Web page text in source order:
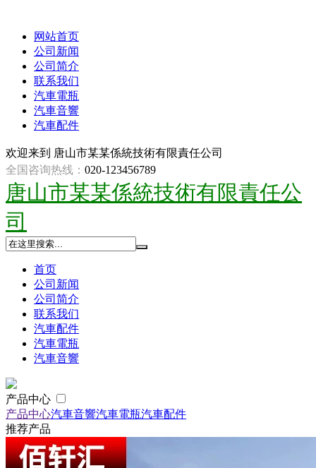
网站首页
公司新闻
公司简介
联系我们
汽車電瓶
汽車音響
汽車配件
欢迎来到 唐山市某某係統技術有限責任公司
全国咨询热线： 020-123456789
唐山市某某係統技術有限責任公
司
首页
公司新闻
公司简介
联系我们
汽車配件
汽車電瓶
汽車音響
产品中心
产品中心汽車音響汽車電瓶汽車配件
推荐产品